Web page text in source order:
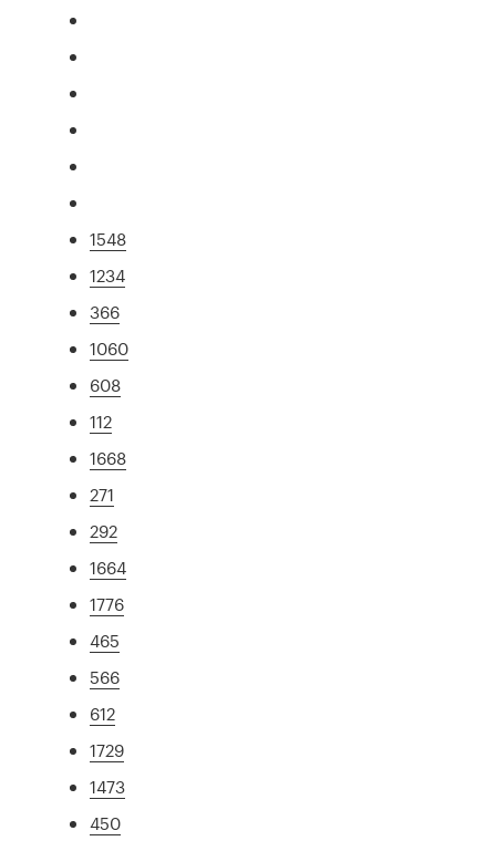
1548
1234
366
1060
608
112
1668
271
292
1664
1776
465
566
612
1729
1473
450